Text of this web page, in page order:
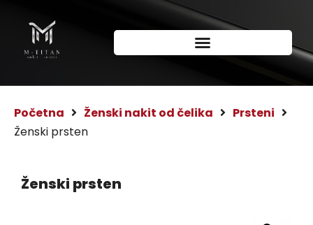
Početna Ženski nakit od čelika Prsteni
Ženski prsten
Ženski prsten